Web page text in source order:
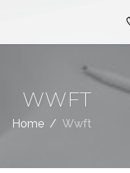
WWFT
Home Wwft